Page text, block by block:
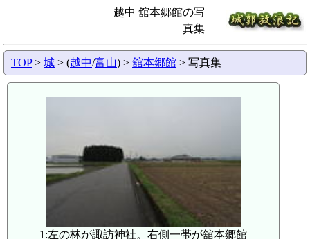
越中 舘本郷館の写
真集
TOP> 城 > (越中/富山) > 舘本郷館 > 写真集
1:左の林が諏訪神社。右側一帯が舘本郷館